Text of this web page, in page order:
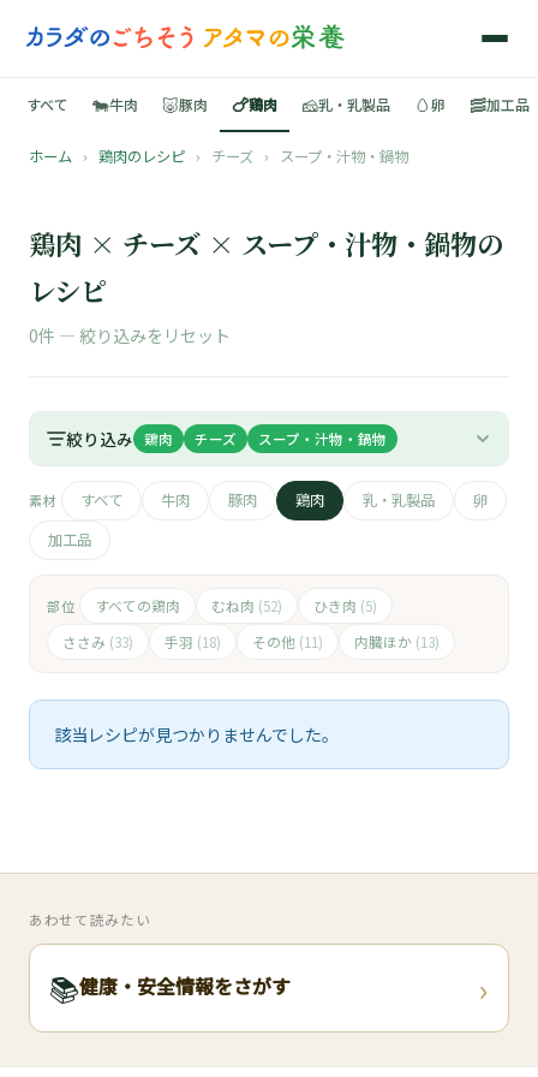
📚
🐷
🧀
🥚
すべて 🐄牛肉 🐷豚肉 🍗鶏肉 🧀乳・乳製品 🥚卵 🥓加工品
ホーム › 鶏肉のレシピ › チーズ › スープ・汁物・鍋物
鶏肉 × チーズ × スープ・汁物・鍋物の
レシピ
0件 — 絞り込みをリセット
絞り込み 鶏肉 チーズ スープ・汁物・鍋物
素材 すべて 牛肉 豚肉 鶏肉 乳・乳製品
卵
加工品
部位 すべての鶏肉 むね肉 (52) ひき肉 (5)
ささみ (33) 手羽 (18) その他 (11) 内臓ほか (13)
該当レシピが見つかりませんでした。
あわせて読みたい
📚健康・安全情報をさがす ›